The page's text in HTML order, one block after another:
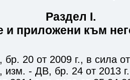
Раздел I.
и приложени към
20 от 2009 г., в сила
изм. - ДВ, бр. 24 от 2013